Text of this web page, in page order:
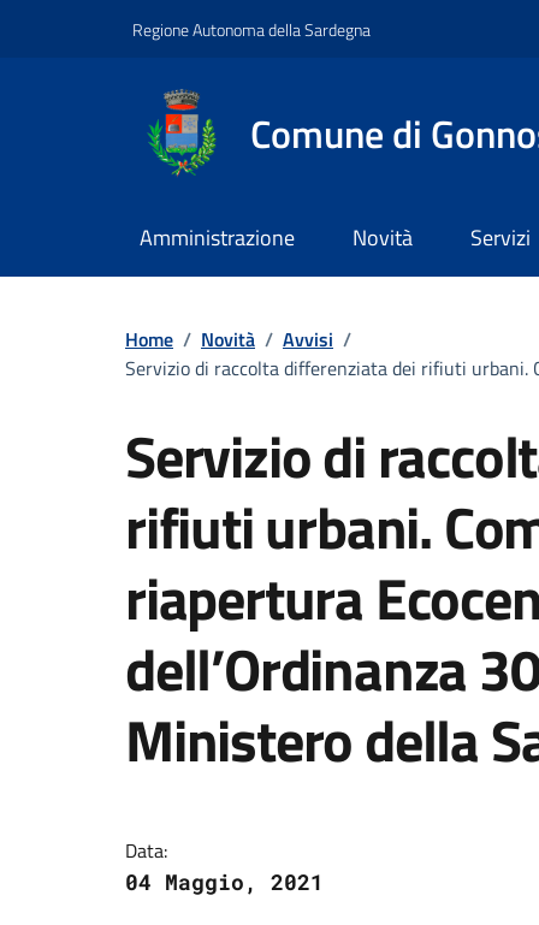
Regione Autonoma della Sardegna
Comune di
Amministrazione Novità Servizi
Home / Novità / Avvisi /
Servizio di raccolta differenziata dei rifiuti urbani.
Servizio di
rifiuti urbani.
riapertura
dell’Ordinanza
Ministero della
Data:
04 Maggio, 2021